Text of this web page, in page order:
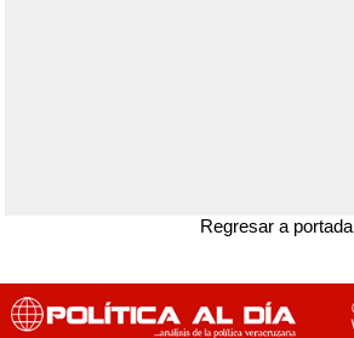
Regresar a portada